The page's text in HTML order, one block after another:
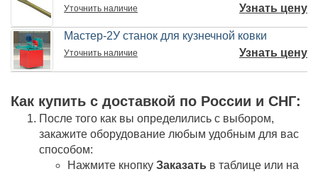
Уточнить наличие Узнать цену
Мастер-2У станок для кузнечной ковки
Уточнить наличие Узнать цену
Как купить c доставкой по России и СНГ:
После того как вы определились с выбором,
закажите оборудование любым удобным для вас
способом:
Нажмите кнопку Заказать в таблице или на